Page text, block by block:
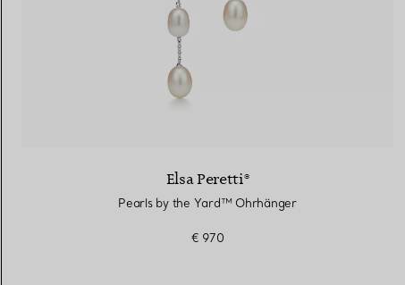
Elsa Peretti®
Pearls by the Yard™ ​​Ohrhänger
€ 970